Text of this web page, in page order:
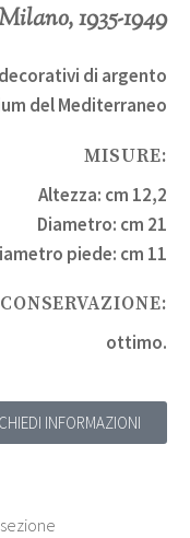
1935-1949
di argento
del Mediterraneo
MISURE:
Altezza: cm 12,2
Diametro: cm 21
piede: cm 11
ottimo.
INFORMAZIONI